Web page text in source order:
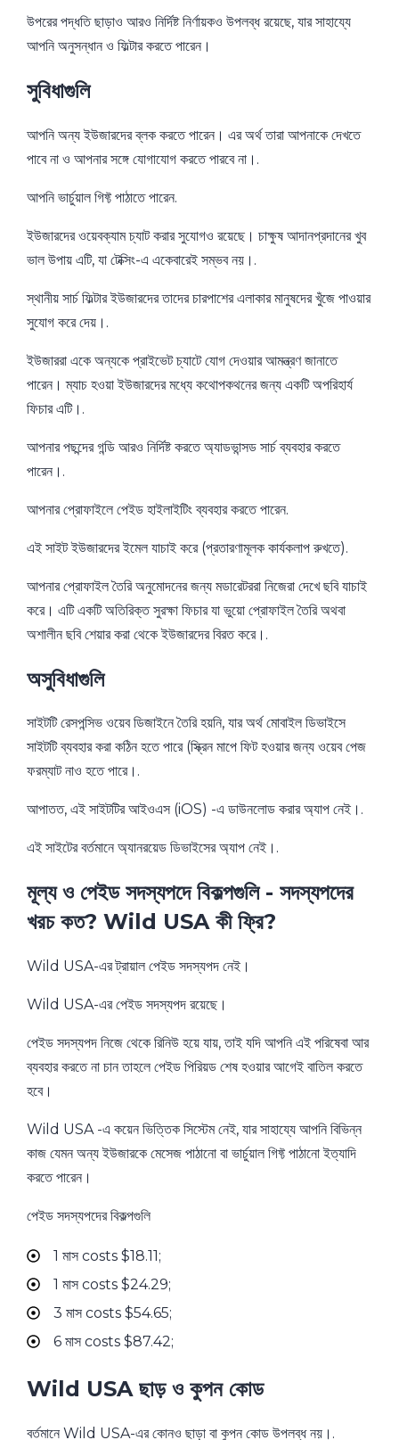
উপরের পদ্ধতি ছাড়াও আরও নির্দিষ্ট নির্ণায়কও উপলব্ধ রয়েছে, যার সাহায্যে
আপনি অনুসন্ধান ও ফিল্টার করতে পারেন।
সুবিধাগুলি
আপনি অন্য ইউজারদের ব্লক করতে পারেন। এর অর্থ তারা আপনাকে দেখতে
পাবে না ও আপনার সঙ্গে যোগাযোগ করতে পারবে না।.
আপনি ভার্চুয়াল গিফ্ট পাঠাতে পারেন.
ইউজারদের ওয়েবক্যাম চ্যাট করার সুযোগও রয়েছে। চাক্ষুষ আদানপ্রদানের খুব
ভাল উপায় এটি, যা টেক্সিং-এ একেবারেই সম্ভব নয়।.
স্থানীয় সার্চ ফিল্টার ইউজারদের তাদের চারপাশের এলাকার মানুষদের খুঁজে পাওয়ার
সুযোগ করে দেয়।.
ইউজাররা একে অন্যকে প্রাইভেট চ্যাটে যোগ দেওয়ার আমন্ত্রণ জানাতে
পারেন। ম্যাচ হওয়া ইউজারদের মধ্যে কথোপকথনের জন্য একটি অপরিহার্য
ফিচার এটি।.
আপনার পছন্দের গন্ডি আরও নির্দিষ্ট করতে অ্যাডভান্সড সার্চ ব্যবহার করতে
পারেন।.
আপনার প্রোফাইলে পেইড হাইলাইটিং ব্যবহার করতে পারেন.
এই সাইট ইউজারদের ইমেল যাচাই করে (প্রতারণামূলক কার্যকলাপ রুখতে).
আপনার প্রোফাইল তৈরি অনুমোদনের জন্য মডারেটররা নিজেরা দেখে ছবি যাচাই
করে। এটি একটি অতিরিক্ত সুরক্ষা ফিচার যা ভুয়ো প্রোফাইল তৈরি অথবা
অশালীন ছবি শেয়ার করা থেকে ইউজারদের বিরত করে।.
অসুবিধাগুলি
সাইটটি রেসপন্সিভ ওয়েব ডিজাইনে তৈরি হয়নি, যার অর্থ মোবাইল ডিভাইসে
সাইটটি ব্যবহার করা কঠিন হতে পারে (স্ক্রিন মাপে ফিট হওয়ার জন্য ওয়েব পেজ
ফরম্যাট নাও হতে পারে।.
আপাতত, এই সাইটটির আইওএস (iOS) -এ ডাউনলোড করার অ্যাপ নেই।.
এই সাইটের বর্তমানে অ্যানরয়েড ডিভাইসের অ্যাপ নেই।.
মূল্য ও পেইড সদস্যপদে বিকল্পগুলি - সদস্যপদের
খরচ কত? Wild USA কী ফ্রি?
Wild USA-এর ট্রায়াল পেইড সদস্যপদ নেই।
Wild USA-এর পেইড সদস্যপদ রয়েছে।
পেইড সদস্যপদ নিজে থেকে রিনিউ হয়ে যায়, তাই যদি আপনি এই পরিষেবা আর
ব্যবহার করতে না চান তাহলে পেইড পিরিয়ড শেষ হওয়ার আগেই বাতিল করতে
হবে।
Wild USA -এ কয়েন ভিত্তিক সিস্টেম নেই, যার সাহায্যে আপনি বিভিন্ন
কাজ যেমন অন্য ইউজারকে মেসেজ পাঠানো বা ভার্চুয়াল গিফ্ট পাঠানো ইত্যাদি
করতে পারেন।
পেইড সদস্যপদের বিকল্পগুলি
1 মাস costs $18.11;
1 মাস costs $24.29;
3 মাস costs $54.65;
6 মাস costs $87.42;
Wild USA ছাড় ও কুপন কোড
বর্তমানে Wild USA-এর কোনও ছাড়া বা কুপন কোড উপলব্ধ নয়।.